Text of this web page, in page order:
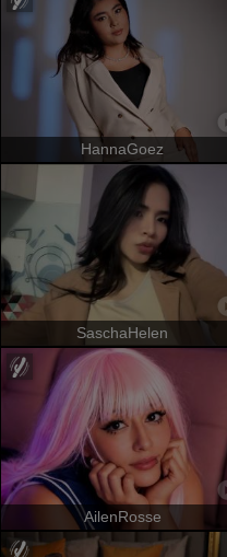
HannaGoez
SaschaHelen
AilenRosse